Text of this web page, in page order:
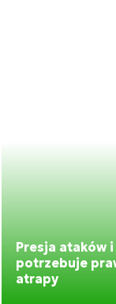
Presja ataków
potrzebuje
atrapy